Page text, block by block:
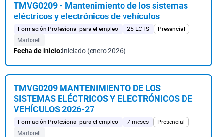
TMVG0209 - Mantenimiento de los sistemas
eléctricos y electrónicos de vehículos
Formación Profesional para el empleo 25 ECTS
Presencial
Martorell
Fecha de inicio:Iniciado (enero 2026)
TMVG0209 MANTENIMIENTO DE LOS
SISTEMAS ELÉCTRICOS Y ELECTRÓNICOS DE
VEHÍCULOS 2026-27
Formación Profesional para el empleo 7 meses
Presencial
Martorell